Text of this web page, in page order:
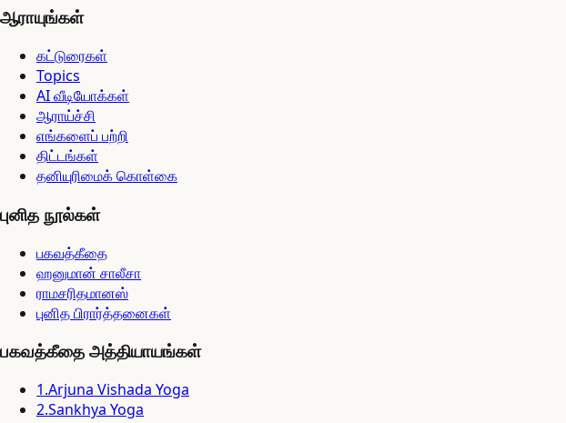
ஆராயுங்கள்
கட்டுரைகள்
Topics
AI வீடியோக்கள்
ஆராய்ச்சி
எங்களைப் பற்றி
திட்டங்கள்
தனியுரிமைக் கொள்கை
புனித நூல்கள்
பகவத்கீதை
ஹனுமான் சாலீசா
ராமசரிதமானஸ்
புனித பிரார்த்தனைகள்
பகவத்கீதை அத்தியாயங்கள்
1.Arjuna Vishada Yoga
2.Sankhya Yoga